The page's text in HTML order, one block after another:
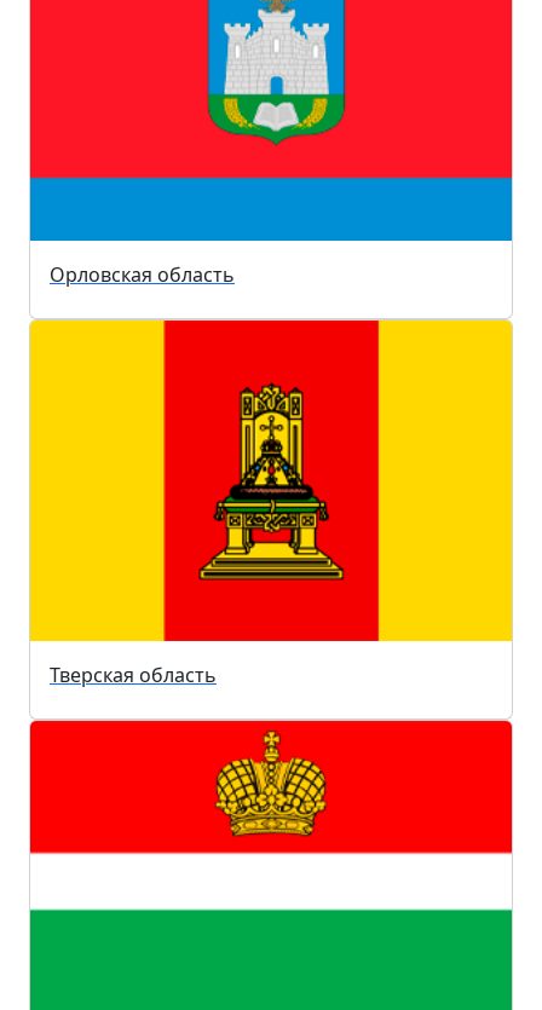
Орловская область
Тверская область